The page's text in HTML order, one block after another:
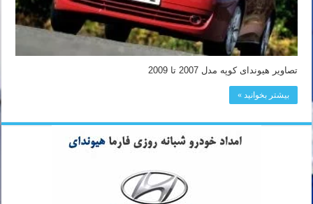
تصاویر هیوندای کوپه مدل 2007 تا 2009
بیشتر بخوانید »